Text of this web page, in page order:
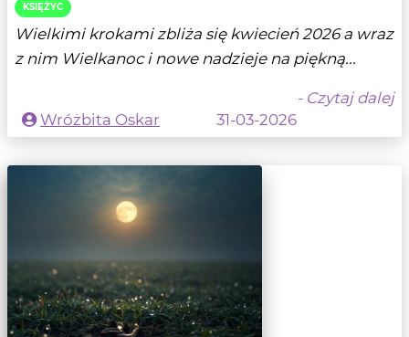
KSIĘŻYC
Wielkimi krokami zbliża się kwiecień 2026 a wraz
z nim Wielkanoc i nowe nadzieje na piękną...
- Czytaj dalej
Wróżbita Oskar
31-03-2026